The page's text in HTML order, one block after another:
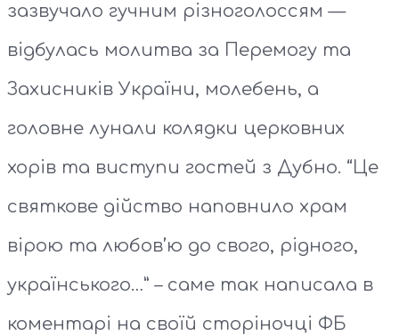
зазвучало гучним різноголоссям —
відбулась молитва за Перемогу та
Захисників України, молебень, а
головне лунали колядки церковних
хорів та виступи гостей з Дубно. “Це
святкове дійство наповнило храм
вірою та любов’ю до свого, рідного,
українського…” – саме так написала в
коментарі на своїй сторіночці ФБ